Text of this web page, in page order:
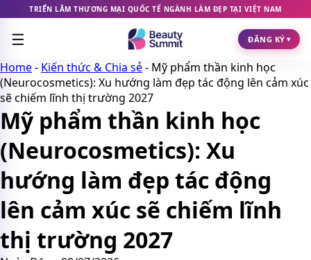
Chuyển
đến
nội
TRIỂN LÃM THƯƠNG MẠI QUỐC TẾ NGÀNH LÀM ĐẸP TẠI VIỆT NAM
☰ ĐĂNG KÝ ▾
Home- Kiến thức & Chia sẻ- Mỹ phẩm thần kinh học
(Neurocosmetics): Xu hướng làm đẹp tác động lên cảm xúc
sẽ chiếm lĩnh thị trường 2027
Mỹ phẩm thần kinh học
(Neurocosmetics): Xu
hướng làm đẹp tác động
lên cảm xúc sẽ chiếm lĩnh
thị trường 2027